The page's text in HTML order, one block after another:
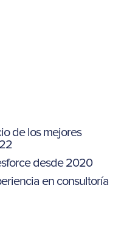
de los mejores
desde 2020
en consultoría